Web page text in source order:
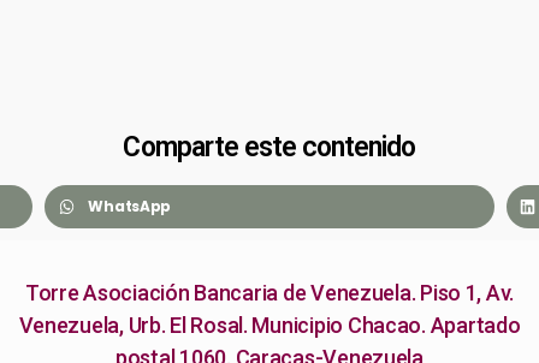
Comparte este contenido
WhatsApp
Torre Asociación Bancaria de Venezuela. Piso 1, Av.
Venezuela, Urb. El Rosal. Municipio Chacao. Apartado
postal 1060. Caracas-Venezuela